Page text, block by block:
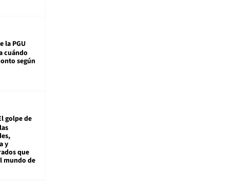
la PGU
cuándo
según
golpe de
y
que
mundo de